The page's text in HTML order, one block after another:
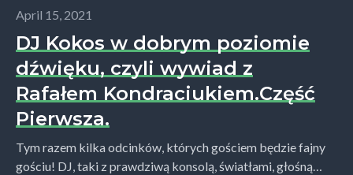
April 15, 2021
DJ Kokos w dobrym poziomie
dźwięku, czyli wywiad z
Rafałem Kondraciukiem.Część
Pierwsza.
Tym razem kilka odcinków, których gościem będzie fajny
gościu! DJ, taki z prawdziwą konsolą, światłami, głośną